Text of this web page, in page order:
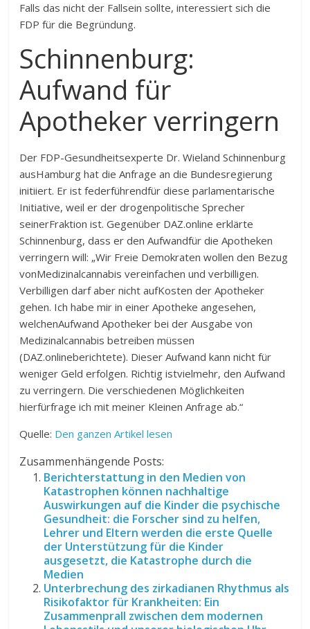
Falls das nicht der Fallsein sollte, interessiert sich die
FDP für die Begründung.
Schinnenburg:
Aufwand für
Apotheker verringern
Der FDP-Gesundheitsexperte Dr. Wieland Schinnenburg
ausHamburg hat die Anfrage an die Bundesregierung
initiiert. Er ist federführendfür diese parlamentarische
Initiative, weil er der drogenpolitische Sprecher
seinerFraktion ist. Gegenüber DAZ.online erklärte
Schinnenburg, dass er den Aufwandfür die Apotheken
verringern will: „Wir Freie Demokraten wollen den Bezug
vonMedizinalcannabis vereinfachen und verbilligen.
Verbilligen darf aber nicht aufKosten der Apotheker
gehen. Ich habe mir in einer Apotheke angesehen,
welchenAufwand Apotheker bei der Ausgabe von
Medizinalcannabis betreiben müssen
(DAZ.onlineberichtete). Dieser Aufwand kann nicht für
weniger Geld erfolgen. Richtig istvielmehr, den Aufwand
zu verringern. Die verschiedenen Möglichkeiten
hierfürfrage ich mit meiner Kleinen Anfrage ab.“
Quelle: Den ganzen Artikel lesen
Zusammenhängende Posts:
Berichterstattung in den Medien von
Katastrophen können nachhaltige
Auswirkungen auf die Kinder die psychische
Gesundheit: die Forscher sind zu helfen,
Lehrer und Eltern werden die erste Quelle
der Unterstützung für die Kinder
ausgesetzt, die Katastrophe durch die
Medien
Unterbrechung des zirkadianen Rhythmus als
Risikofaktor für Krankheiten: Ein
Zusammenprall zwischen dem modernen